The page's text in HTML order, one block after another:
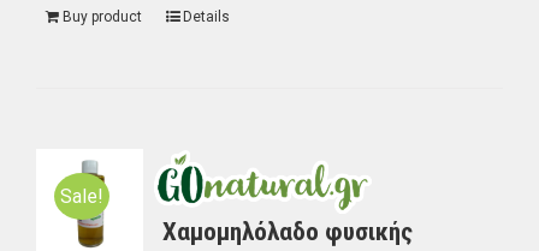
Buy product Details
Sale!
Χαμομηλόλαδο φυσικής